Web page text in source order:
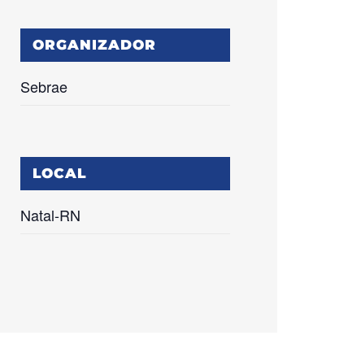
ORGANIZADOR
Sebrae
LOCAL
Natal-RN